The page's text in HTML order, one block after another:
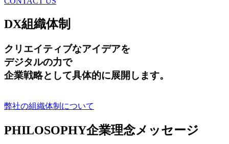
DX組織体制
クリエイティブなアイデアを
デジタルの力で
企業戦略として具体的に展開します。
弊社の組織体制について
PHILOSOPHY企業理念メッセージ